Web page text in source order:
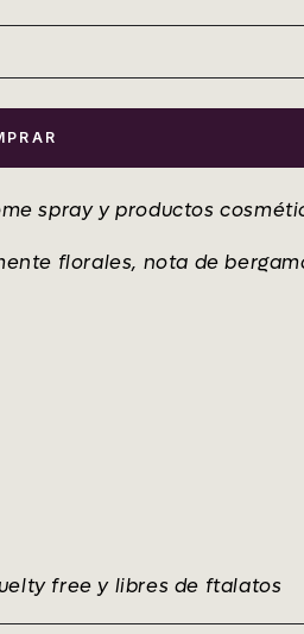
spray y productos
florales, nota de
free y libres de ftalatos